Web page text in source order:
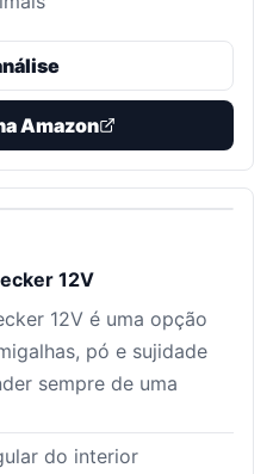
Amazon
12V
12V é uma opção
pó e sujidade
sempre de uma
do interior